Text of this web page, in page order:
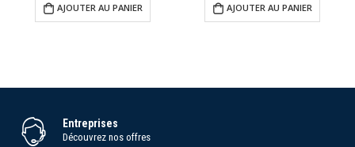
AJOUTER AU PANIER AJOUTER AU PANIER
Entreprises
Découvrez nos offres